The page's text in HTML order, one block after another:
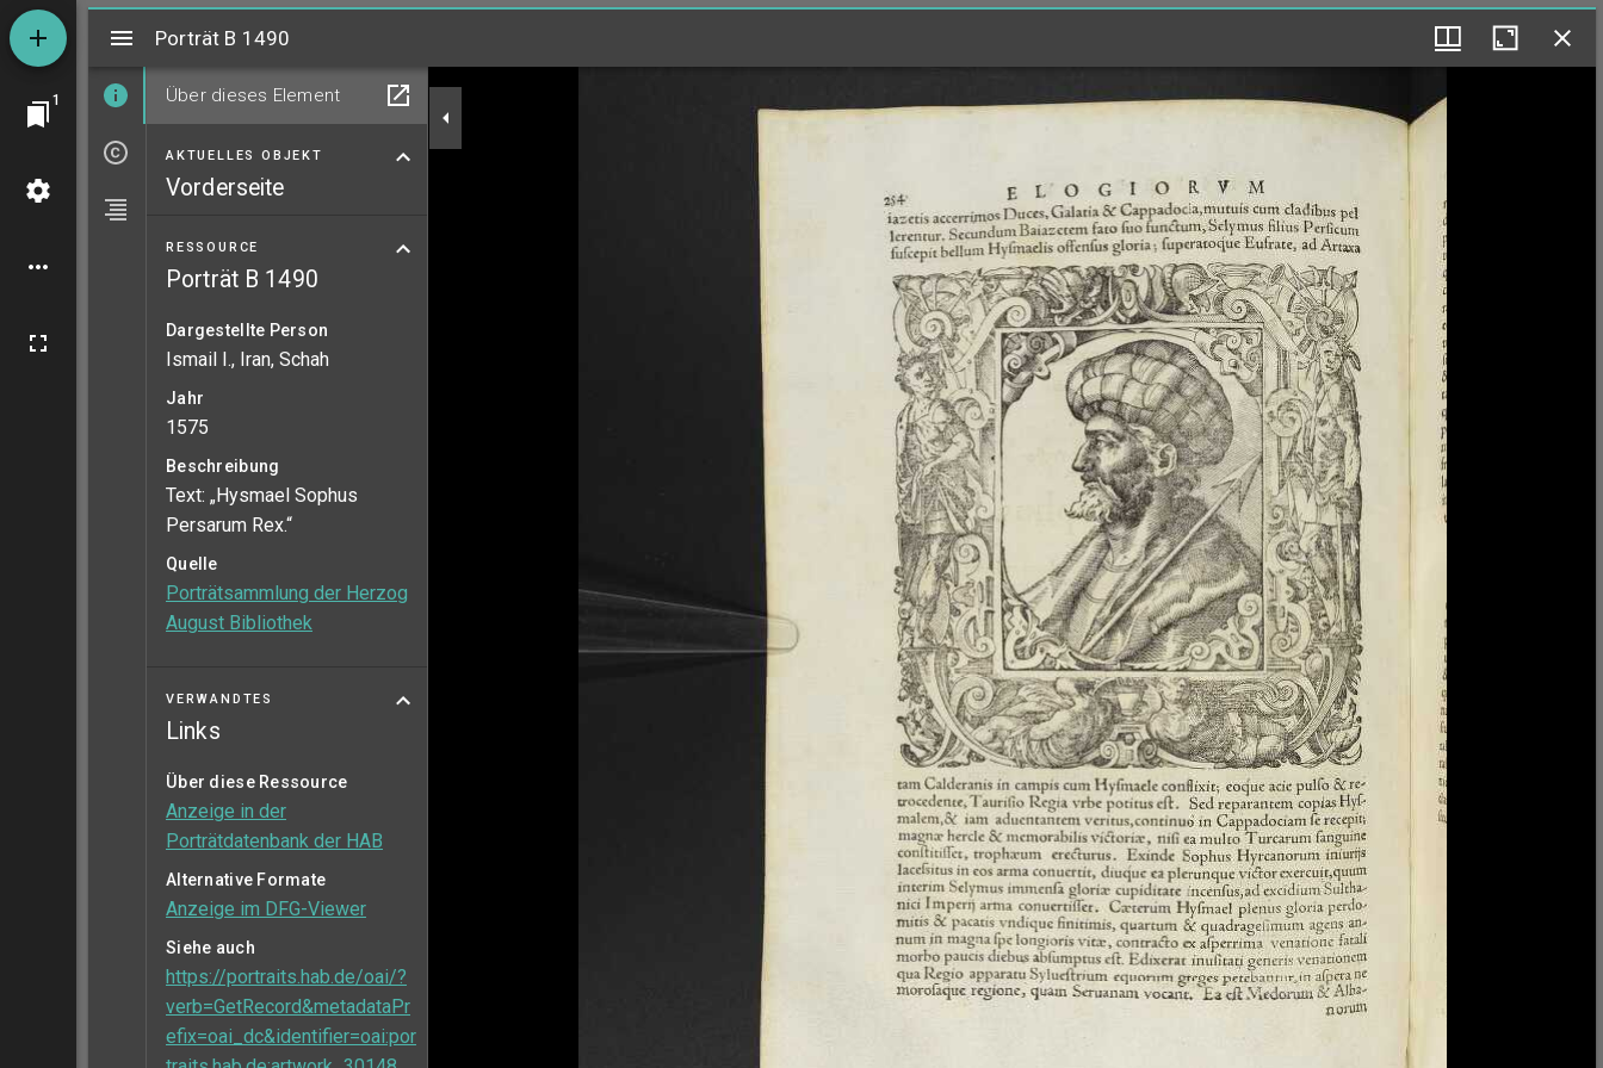
1
MiradorPorträt B 1490
Über dieses Element
AKTUELLES OBJEKT
Vorderseite
RESSOURCE
Porträt B 1490
Dargestellte Person
Ismail I., Iran, Schah
Jahr
1575
Beschreibung
Text: „Hysmael Sophus
Persarum Rex.“
Quelle
Porträtsammlung der Herzog
August Bibliothek
VERWANDTES
Links
Über diese Ressource
Anzeige in der
Porträtdatenbank der HAB
Alternative Formate
Anzeige im DFG-Viewer
Siehe auch
https://portraits.hab.de/oai/?
verb=GetRecord&metadataPr
efix=oai_dc&identifier=oai:por
Porträt B 1490